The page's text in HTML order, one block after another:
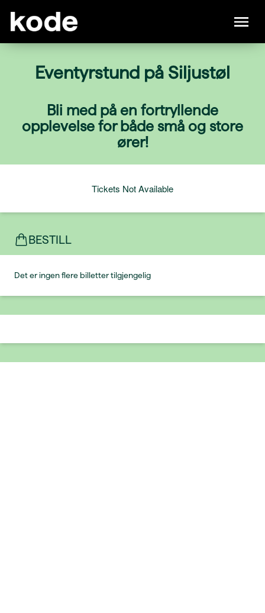
Eventyrstund på Siljustøl
Bli med på en fortryllende
opplevelse for både små og store
ører!
Tickets Not Available
BESTILL
Det er ingen flere billetter tilgjengelig